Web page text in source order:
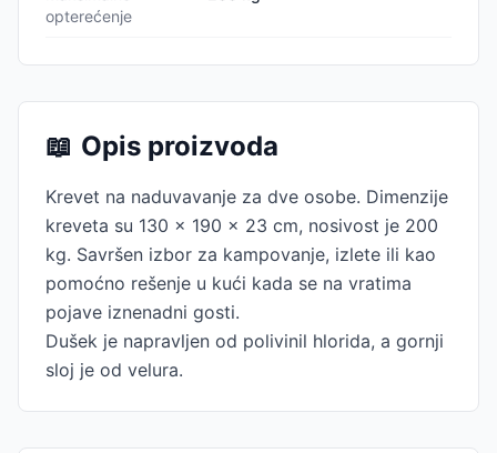
opterećenje
📖 Opis proizvoda
Krevet na naduvavanje za dve osobe. Dimenzije
kreveta su 130 x 190 x 23 cm, nosivost je 200
kg. Savršen izbor za kampovanje, izlete ili kao
pomoćno rešenje u kući kada se na vratima
pojave iznenadni gosti.
Dušek je napravljen od polivinil hlorida, a gornji
sloj je od velura.